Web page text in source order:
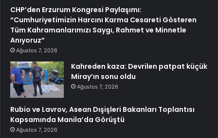
CHP’den Erzurum Kongresi Paylaşımı:
“Cumhuriyetimizin Harcını Karma Cesareti Gösteren
Tüm Kahramanlarımızı Saygı, Rahmet ve Minnetle
Anıyoruz”
Ağustos 7, 2026
Kahreden kaza: Devrilen patpat küçük
Miray’ın sonu oldu
Ağustos 7, 2026
Rubio ve Lavrov, Asean Dışişleri Bakanları Toplantısı
Kapsamında Manila’da Görüştü
Ağustos 7, 2026